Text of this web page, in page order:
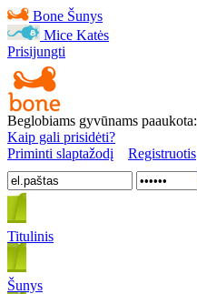
Bone Šunys
Mice Katės
Prisijungti
Beglobiams gyvūnams paaukota:
Kaip gali prisidėti?
Priminti slaptažodį
Registruotis
Titulinis
Šunys